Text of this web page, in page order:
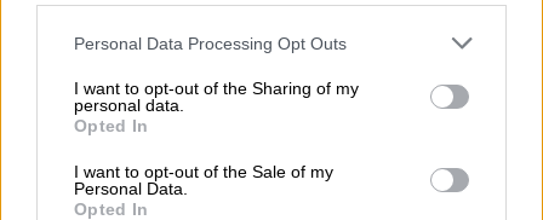
Please note that this website/app uses one or more Google
not limited to your visit or usage behaviour. You may click to
grant or deny consent to Google and its third-party tags to
use your data for below specified purposes in below Google
consent section.
Personal Data Processing Opt Outs
I want to opt-out of the Sharing of my
personal data.
Opted In
I want to opt-out of the Sale of my
Personal Data.
Opted In